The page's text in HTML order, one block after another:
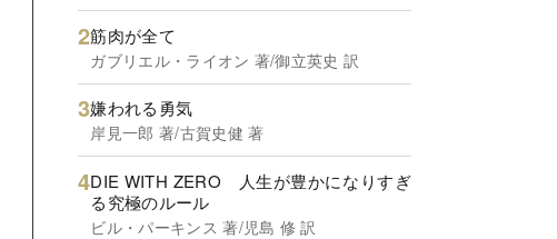
筋肉が全て
ガブリエル・ライオン 著/御立英史 訳
嫌われる勇気
岸見一郎 著/古賀史健 著
DIE WITH ZERO 人生が豊かになりすぎ
る究極のルール
ビル・パーキンス 著/児島 修 訳